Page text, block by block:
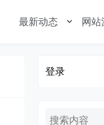
最新动态 网站
登录